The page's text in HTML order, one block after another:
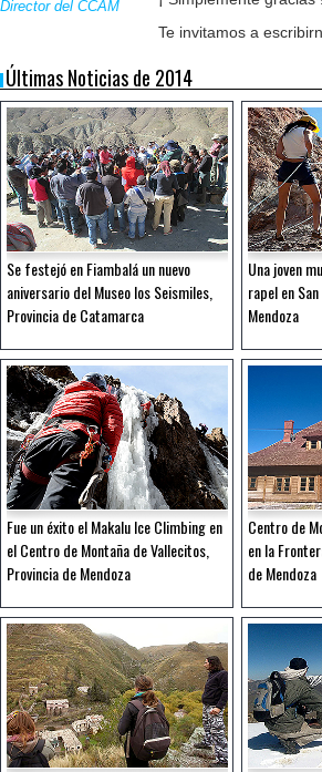
Director del CCAM
Te invitamos a
Últimas Noticias de 2014
Se festejó en Fiambalá un nuevo
aniversario del Museo los Seismiles,
Provincia de Catamarca
Una joven
rapel en
Mendoza
Fue un éxito el Makalu Ice Climbing en
el Centro de Montaña de Vallecitos,
Provincia de Mendoza
Centro de
en la
de Mendoza